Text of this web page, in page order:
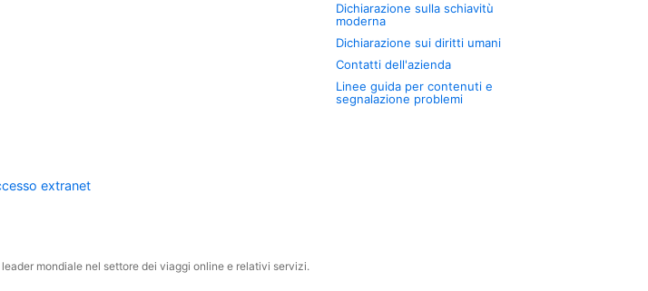
Dichiarazione sulla schiavitù
moderna
Dichiarazione sui diritti umani
Contatti dell'azienda
Linee guida per contenuti e
segnalazione problemi
extranet
mondiale nel settore dei viaggi online e relativi servizi.